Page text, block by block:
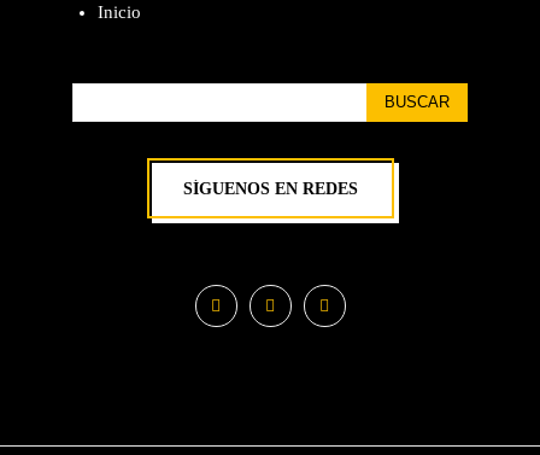
Inicio
BUSCAR
SÍGUENOS EN REDES